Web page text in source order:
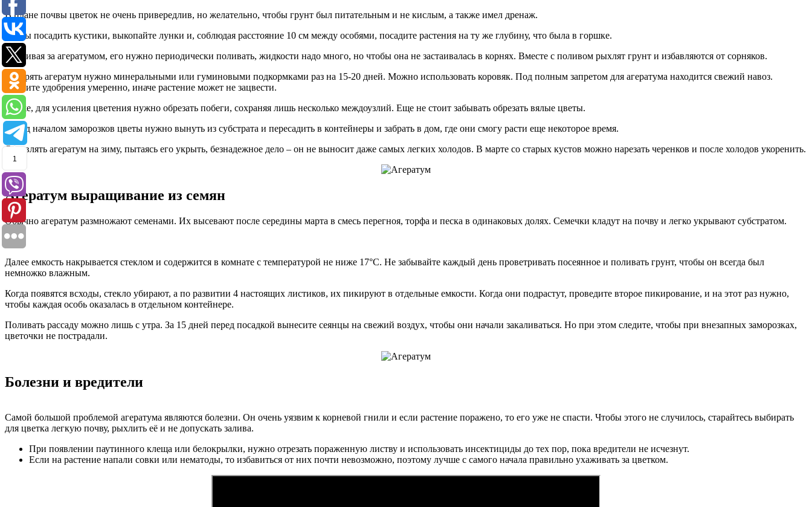
В плане почвы цветок не очень привередлив, но желательно, чтобы грунт был питательным и не кислым, а также имел дренаж.
Чтобы посадить кустики, выкопайте лунки и, соблюдая расстояние 10 см между особями, посадите растения на ту же глубину, что была в горшке.
Ухаживая за агератумом, его нужно периодически поливать, жидкости надо много, но чтобы она не застаивалась в корнях. Вместе с поливом рыхлят грунт и избавляются от сорняков.
Удобрять агератум нужно минеральными или гуминовыми подкормками раз на 15-20 дней. Можно использовать коровяк. Под полным запретом для агератума находится свежий навоз.
Вносите удобрения умеренно, иначе растение может не зацвести.
Также, для усиления цветения нужно обрезать побеги, сохраняя лишь несколько междоузлий. Еще не стоит забывать обрезать вялые цветы.
Перед началом заморозков цветы нужно вынуть из субстрата и пересадить в контейнеры и забрать в дом, где они смогу расти еще некоторое время.
Оставлять агератум на зиму, пытаясь его укрыть, безнадежное дело – он не выносит даже самых легких холодов. В марте со старых кустов можно нарезать черенков и после холодов укоренить.
Агератум выращивание из семян
Обычно агератум размножают семенами. Их высевают после середины марта в смесь перегноя, торфа и песка в одинаковых долях. Семечки кладут на почву и легко укрывают субстратом.
Далее емкость накрывается стеклом и содержится в комнате с температурой не ниже 17°С. Не забывайте каждый день проветривать посеянное и поливать грунт, чтобы он всегда был
немножко влажным.
Когда появятся всходы, стекло убирают, а по развитии 4 настоящих листиков, их пикируют в отдельные емкости. Когда они подрастут, проведите второе пикирование, и на этот раз нужно,
чтобы каждая особь оказалась в отдельном контейнере.
Поливать рассаду можно лишь с утра. За 15 дней перед посадкой вынесите сеянцы на свежий воздух, чтобы они начали закаливаться. Но при этом следите, чтобы при внезапных заморозках,
цветочки не пострадали.
Болезни и вредители
Самой большой проблемой агератума являются болезни. Он очень уязвим к корневой гнили и если растение поражено, то его уже не спасти. Чтобы этого не случилось, старайтесь выбирать
для цветка легкую почву, рыхлить её и не допускать залива.
При появлении паутинного клеща или белокрылки, нужно отрезать пораженную листву и использовать инсектициды до тех пор, пока вредители не исчезнут.
Если на растение напали совки или нематоды, то избавиться от них почти невозможно, поэтому лучше с самого начала правильно ухаживать за цветком.
1